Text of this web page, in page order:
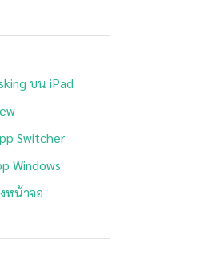
บน iPad
Switcher
Windows
หน้าจอ